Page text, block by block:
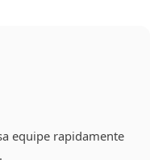
equipe rapidamente